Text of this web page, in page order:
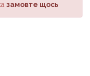
замовте щось